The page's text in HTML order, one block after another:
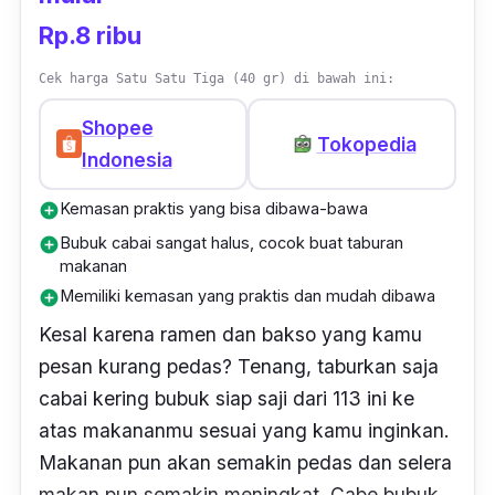
Rp.8 ribu
Cek harga Satu Satu Tiga (40 gr) di bawah ini:
Shopee
Indonesia
Tokopedia
add_circleKemasan praktis yang bisa dibawa-bawa
add_circleBubuk cabai sangat halus, cocok buat taburan
makanan
add_circleMemiliki kemasan yang praktis dan mudah dibawa
Kesal karena ramen dan bakso yang kamu
pesan kurang pedas? Tenang, taburkan saja
cabai kering bubuk siap saji dari 113 ini ke
atas makananmu sesuai yang kamu inginkan.
Makanan pun akan semakin pedas dan selera